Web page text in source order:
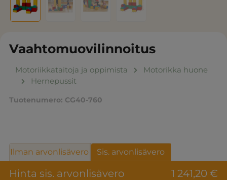
Vaahtomuovilinnoitus
Motoriikkataitoja ja oppimista
Motorikka huone
Hernepussit
Tuotenumero: CG40-760
Hinta sis. arvonlisävero
1 241,20 €
Ilman arvonlisävero Sis. arvonlisävero